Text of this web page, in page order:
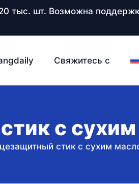
тыс. шт. Возможна
Свяжитесь с
с
стик с сухим